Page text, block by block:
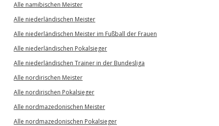
Alle namibischen Meister
Alle niederländischen Meister
Alle niederländischen Meister im Fußball der Frauen
Alle niederländischen Pokalsieger
Alle niederländischen Trainer in der Bundesliga
Alle nordirischen Meister
Alle nordirischen Pokalsieger
Alle nordmazedonischen Meister
Alle nordmazedonischen Pokalsieger